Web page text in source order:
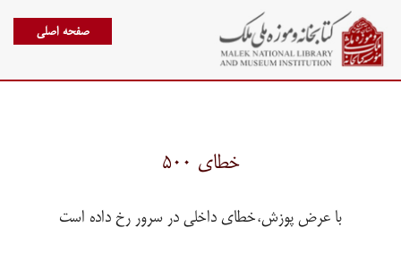
صفحه اصلی
خطای ۵۰۰
با عرض پوزش،خطای داخلی در سرور رخ داده است